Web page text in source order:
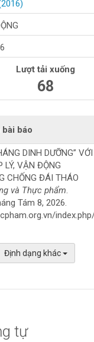
Lượt tải xuống
68
báo
DINH DƯỠNG” VỚI
LÝ, VẬN ĐỘNG
CHỐNG ĐÁI THÁO
và Thực phẩm.
Tám 8, 2026.
Định dạng khác
tự